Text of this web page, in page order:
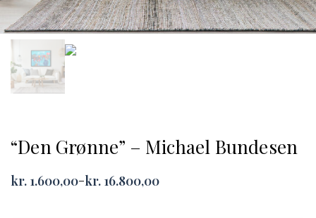
“Den Grønne” – Michael Bundesen
kr. 1.600,00–kr. 16.800,00
Price